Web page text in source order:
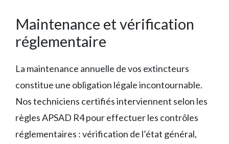
Maintenance et vérification
réglementaire
La maintenance annuelle de vos extincteurs
constitue une obligation légale incontournable.
Nos techniciens certifiés interviennent selon les
règles APSAD R4 pour effectuer les contrôles
réglementaires : vérification de l’état général,